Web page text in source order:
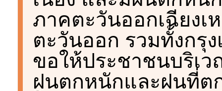
ภาคตะวันออกเฉียง
ตะวันออก รวมทั้งก
ขอให้ประชาชนบริเ
ฝนตกหนักและฝนที่ต